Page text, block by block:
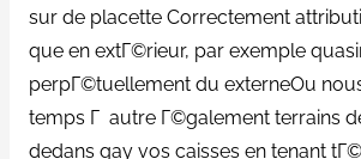
sur de placette Correctement
que en extГ©rieur, par exemple
perpГ©tuellement du externeOu
temps Г autre Г©galement terrains
dedans gay vos caisses en tenant